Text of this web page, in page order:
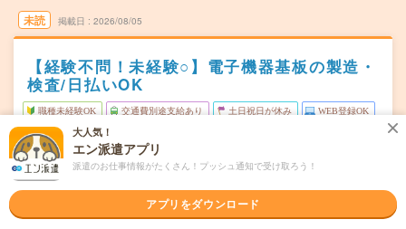
未読 掲載日 2026/08/05
【経験不問！未経験○】電子機器基板の製造・
検査/日払いOK
職種未経験OK 交通費別途支給あり 土日祝日が休み WEB登録OK
派遣
勤務地 滋賀県栗東市
大人気！
エン派遣アプリ
派遣のお仕事情報がたくさん！プッシュ通知で受け取ろう！
アプリをダウンロード